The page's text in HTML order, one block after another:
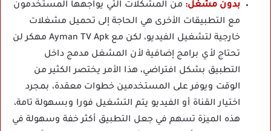
بدون مشغل: من المشكلات التي يواجهها المستخدمون
مع التطبيقات الأخرى هي الحاجة إلى تحميل مشغلات
خارجية لتشغيل الفيديو، لكن مع Ayman TV Apk مهكر لن
تحتاج لأي برامج إضافية لأن المشغل مدمج داخل
التطبيق بشكل افتراضي، هذا الأمر يختصر الكثير من
الوقت ويوفر على المستخدمين خطوات معقدة، بمجرد
اختيار القناة أو الفيديو يتم التشغيل فورا وبسهولة تامة،
هذه الميزة تسهم في جعل التطبيق أكثر خفة وسهولة في